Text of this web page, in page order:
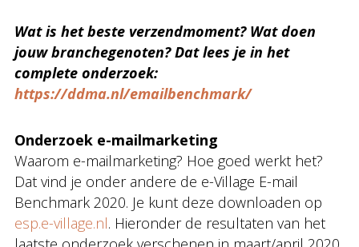
Wat is het beste verzendmoment? Wat doen
jouw branchegenoten? Dat lees je in het
complete onderzoek:
https://ddma.nl/emailbenchmark/
Onderzoek e-mailmarketing
Waarom e-mailmarketing? Hoe goed werkt het?
Dat vind je onder andere de e-Village E-mail
Benchmark 2020. Je kunt deze downloaden op
esp.e-village.nl. Hieronder de resultaten van het